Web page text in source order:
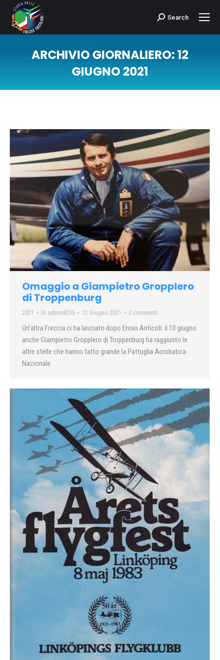
Cerca:Search
ARCHIVIO GIORNALIERO:12
GIUGNO 2021
Omaggio a Giampietro Gropplero
di Troppenburg
2021 Di admin8235 12 Giugno 2021 2 commenti
Un’altra Freccia ci ha lasciato dopo Ennio Anticoli: il 10 giugno
anche Giampietro Gropplero di Troppenburg ha raggiunto le
altre stelle che hanno fatto grande la Pattuglia Acrobatica
Nazionale.